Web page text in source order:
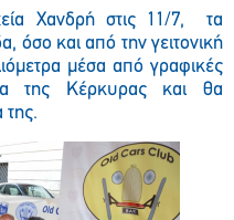
Χανδρή στις 11/7, τα
όσο και από την γειτονική
μέσα από γραφικές
της Κέρκυρας και θα